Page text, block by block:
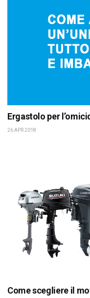
Ergastolo per
26 APR 2018
Come scegliere il